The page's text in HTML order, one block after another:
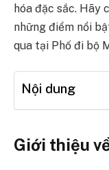
hóa đặc sắc. Hãy
những điểm nổi
qua tại Phố đi bộ
Nội dung
Giới thiệu